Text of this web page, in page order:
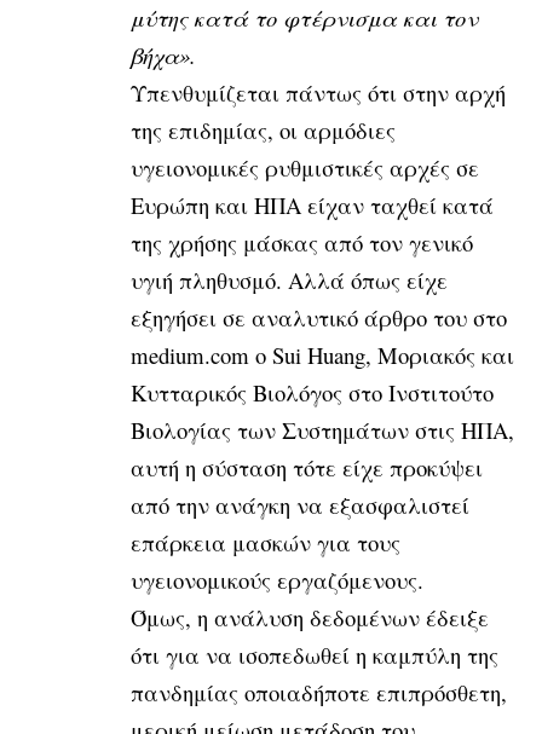
μύτης κατά το φτέρνισμα και τον
βήχα».
Υπενθυμίζεται πάντως ότι στην αρχή
της επιδημίας, οι αρμόδιες
υγειονομικές ρυθμιστικές αρχές σε
Ευρώπη και ΗΠΑ είχαν ταχθεί κατά
της χρήσης μάσκας από τον γενικό
υγιή πληθυσμό. Αλλά όπως είχε
εξηγήσει σε αναλυτικό άρθρο του στο
medium.com ο Sui Huang, Μοριακός και
Κυτταρικός Βιολόγος στο Ινστιτούτο
Βιολογίας των Συστημάτων στις ΗΠΑ,
αυτή η σύσταση τότε είχε προκύψει
από την ανάγκη να εξασφαλιστεί
επάρκεια μασκών για τους
υγειονομικούς εργαζόμενους.
Όμως, η ανάλυση δεδομένων έδειξε
ότι για να ισοπεδωθεί η καμπύλη της
πανδημίας οποιαδήποτε επιπρόσθετη,